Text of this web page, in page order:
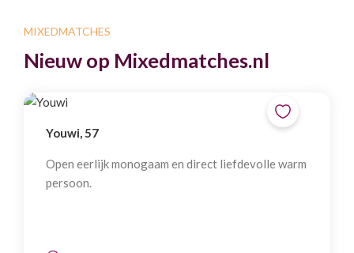
MIXEDMATCHES
Nieuw op Mixedmatches.nl
Youwi, 57
Open eerlijk monogaam en direct liefdevolle warm
persoon.